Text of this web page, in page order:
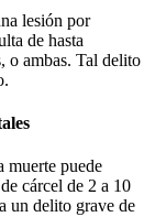
lesión por
de hasta
o ambas. Tal delito
muerte puede
cárcel de 2 a 10
un delito grave de